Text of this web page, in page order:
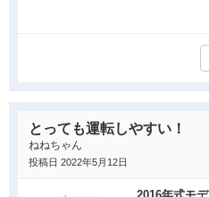
な。〜〜〜〜〜〜〜〜〜〜軽カ
恋しい。〜〜〜〜〜〜〜〜〜〜
う。〜〜〜〜〜〜〜〜〜〜〜一層
ドリンクとかお菓子が置ける簡
トランクの開け方が最初分からな
自己判断ですが、運転にも気をつ
ちょこちょこ長距離も走りますが
良かっ
とっても運転しやすい！
ねねちゃん
投稿日 2022年5月12日